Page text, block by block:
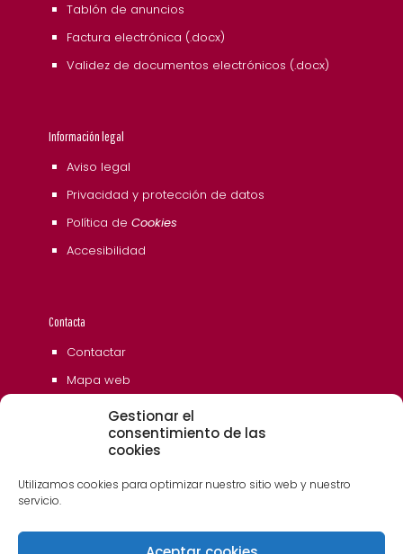
Gestionar el
consentimiento de las
cookies
Utilizamos cookies para optimizar nuestro sitio web y nuestro
servicio.
Tablón de anuncios
Factura electrónica (.docx)
Validez de documentos electrónicos (.docx)
Información legal
Aviso legal
Privacidad y protección de datos
Política de Cookies
Accesibilidad
Contacta
Contactar
Mapa web